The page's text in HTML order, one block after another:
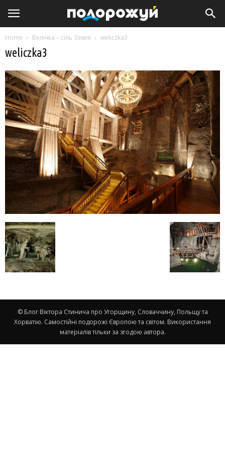
Home Велічка – сіль Землі weliczka3
weliczka3
© Блог Віктора Стинича про Угорщину, Словаччину, Польщу та
Хорватію. Самостійні подорожі Європою та світом. Використання
матеріалів тільки за згодою автора.